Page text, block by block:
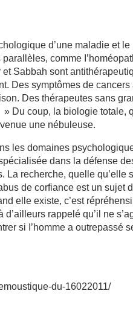
d’une maladie et
comme
Sabbah sont
Des symptômes de
Des thérapeutes sans
Du coup, la biologie totale,
une nébuleuse.
les domaines
dans la défense
La recherche, quelle qu’elle
de corfiance est un sujet
elle existe, c’est
rappelé qu’il ne
si I’homme a outrepassé
du-16022011/